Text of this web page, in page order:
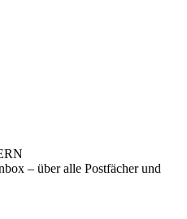
– über alle Postfächer und